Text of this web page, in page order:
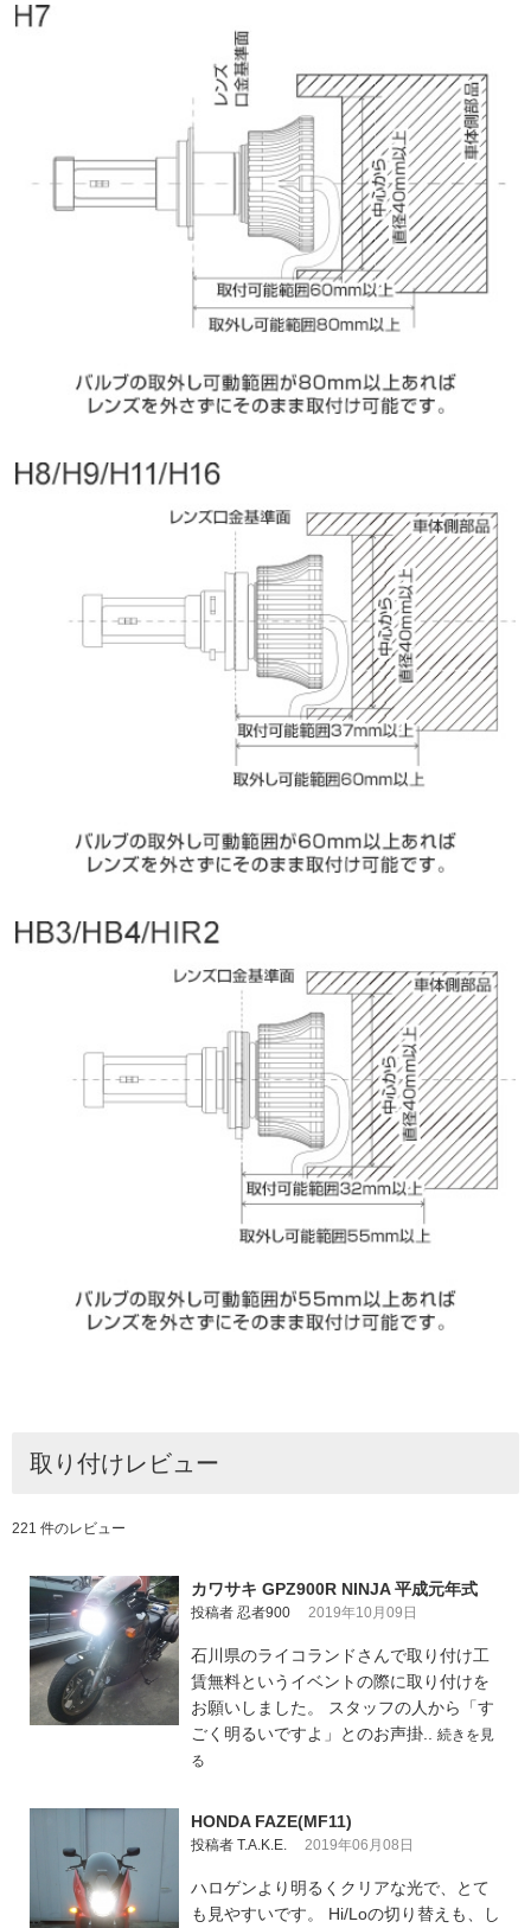
取り付けレビュー
221 件のレビュー
カワサキ GPZ900R NINJA 平成元年式
投稿者 忍者900 2019年10月09日
石川県のライコランドさんで取り付け工
賃無料というイベントの際に取り付けを
お願いしました。 スタッフの人から「す
ごく明るいですよ」とのお声掛.. 続きを見
る
HONDA FAZE(MF11)
投稿者 T.A.K.E. 2019年06月08日
ハロゲンより明るくクリアな光で、とて
も見やすいです。 Hi/Loの切り替えも、し